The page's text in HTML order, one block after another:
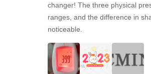
changer! The three physical
ranges, and the difference in
noticeable.